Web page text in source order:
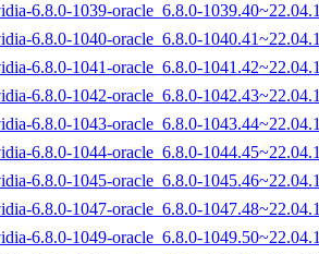
6.8.0-1039-oracle_6.8.0-
6.8.0-1040-oracle_6.8.0-
6.8.0-1041-oracle_6.8.0-
6.8.0-1042-oracle_6.8.0-
6.8.0-1043-oracle_6.8.0-
6.8.0-1044-oracle_6.8.0-
6.8.0-1045-oracle_6.8.0-
6.8.0-1047-oracle_6.8.0-
6.8.0-1049-oracle_6.8.0-